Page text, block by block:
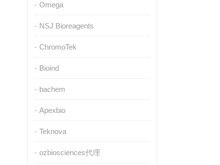
Omega
NSJ Bioreagents
ChromoTek
Bioind
bachem
Apexbio
Teknova
ozbiosciences代理